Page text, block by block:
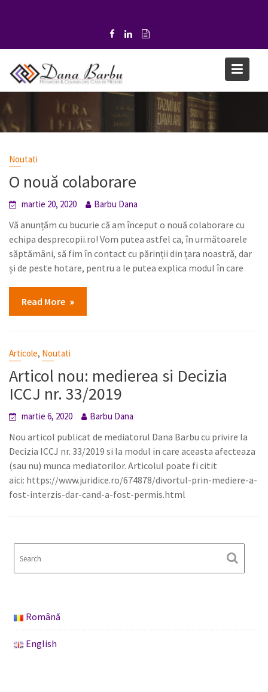
p
c
n
Noutati
O nouă colaborare
martie 20, 2020 Barbu Dana
Vă anunțăm cu bucurie că am început o nouă colaborare cu
echipa desprecopii.ro! Vom putea astfel ca, în următoarele
săptămâni, să fim în contact cu părinții din țara noastră, dar
și de peste hotare, pentru a le putea explica modul în care
Read More
Articole, Noutati
Articol nou: medierea si Decizia
ICCJ nr. 33/2019
martie 6, 2020 Barbu Dana
Nou articol publicat de mediatorul Dana Barbu cu privire la
Decizia ICCJ nr. 33/2019 si la modul in care aceasta afecteaza
(sau nu) munca mediatorilor. Articolul poate fi citit
aici: https://www.juridice.ro/674878/divortul-prin-mediere-a-
fost-interzis-dar-cand-a-fost-permis.html
Română
English